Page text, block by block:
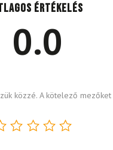
értékelés
0.0
közzé. A kötelező mezőket